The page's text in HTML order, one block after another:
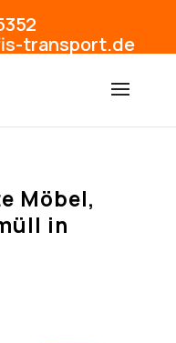
transport.de
Möbel,
in